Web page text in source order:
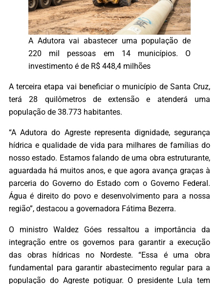
A Adutora vai abastecer uma população de
220 mil pessoas em 14 municípios. O
investimento é de R$ 448,4 milhões
A terceira etapa vai beneficiar o município de Santa Cruz,
terá 28 quilômetros de extensão e atenderá uma
população de 38.773 habitantes.
“A Adutora do Agreste representa dignidade, segurança
hídrica e qualidade de vida para milhares de famílias do
nosso estado. Estamos falando de uma obra estruturante,
aguardada há muitos anos, e que agora avança graças à
parceria do Governo do Estado com o Governo Federal.
Água é direito do povo e desenvolvimento para a nossa
região”, destacou a governadora Fátima Bezerra.
O ministro Waldez Góes ressaltou a importância da
integração entre os governos para garantir a execução
das obras hídricas no Nordeste. “Essa é uma obra
fundamental para garantir abastecimento regular para a
população do Agreste potiguar. O presidente Lula tem